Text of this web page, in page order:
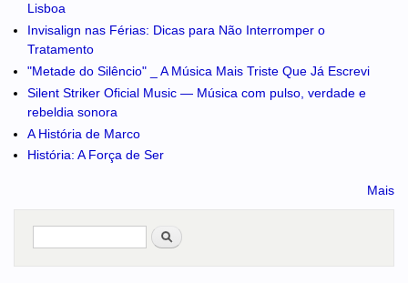
Lisboa
Invisalign nas Férias: Dicas para Não Interromper o
Tratamento
"Metade do Silêncio" _ A Música Mais Triste Que Já Escrevi
Silent Striker Oficial Music — Música com pulso, verdade e
rebeldia sonora
A História de Marco
História: A Força de Ser
Mais
Pesquisar